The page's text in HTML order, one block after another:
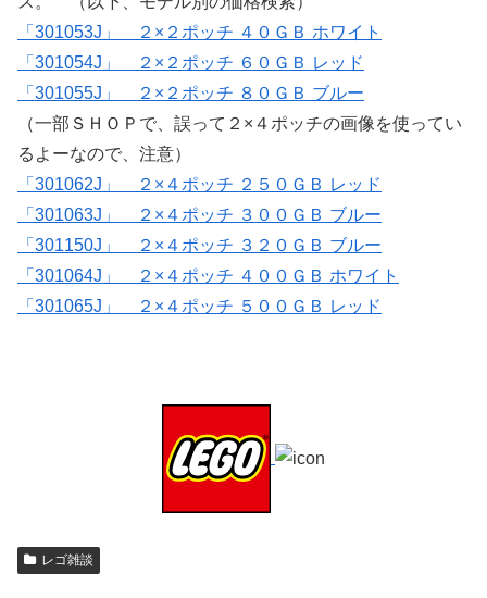
「301053J」 ２×２ポッチ ４０ＧＢ ホワイト
「301054J」 ２×２ポッチ ６０ＧＢ レッド
「301055J」 ２×２ポッチ ８０ＧＢ ブルー
（一部ＳＨＯＰで、誤って２×４ポッチの画像を使ってい
るよーなので、注意）
「301062J」 ２×４ポッチ ２５０ＧＢ レッド
「301063J」 ２×４ポッチ ３００ＧＢ ブルー
「301150J」 ２×４ポッチ ３２０ＧＢ ブルー
「301064J」 ２×４ポッチ ４００ＧＢ ホワイト
「301065J」 ２×４ポッチ ５００ＧＢ レッド
レゴ雑談